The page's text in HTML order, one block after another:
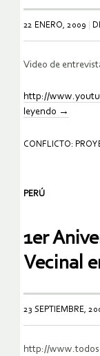
22 ENERO, 2009
Video de
http://
leyendo →
CONFLICTO:
PERÚ
1er
Vecinal
23 SEPTIEMBRE,
http://